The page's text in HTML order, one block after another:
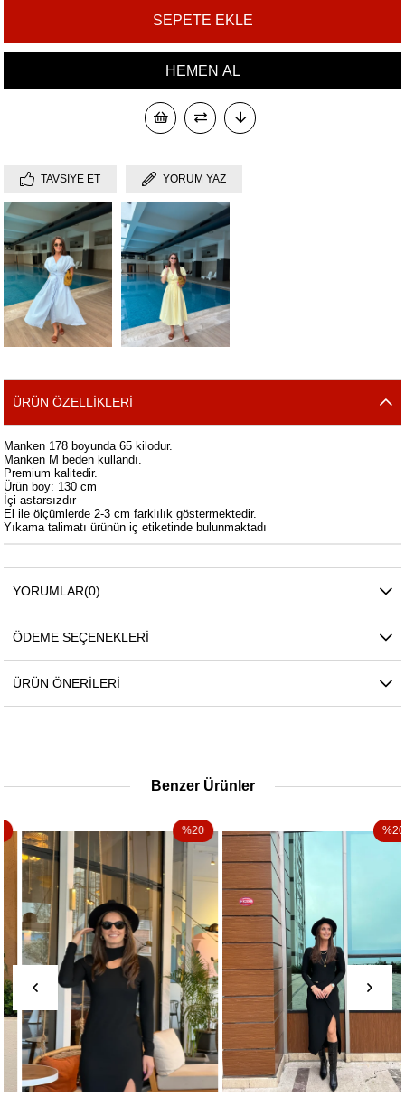
TAVSIYE ET YORUM YAZ
ÜRÜN ÖZELLIKLERI
Manken 178 boyunda 65 kilodur.
Manken M beden kullandı.
Premium kalitedir.
Ürün boy: 130 cm
İçi astarsızdır
El ile ölçümlerde 2-3 cm farklılık göstermektedir.
Yıkama talimatı ürünün iç etiketinde bulunmaktadı
YORUMLAR(0)
ÖDEME SEÇENEKLERI
ÜRÜN ÖNERILERI
Benzer Ürünler
%20 %20